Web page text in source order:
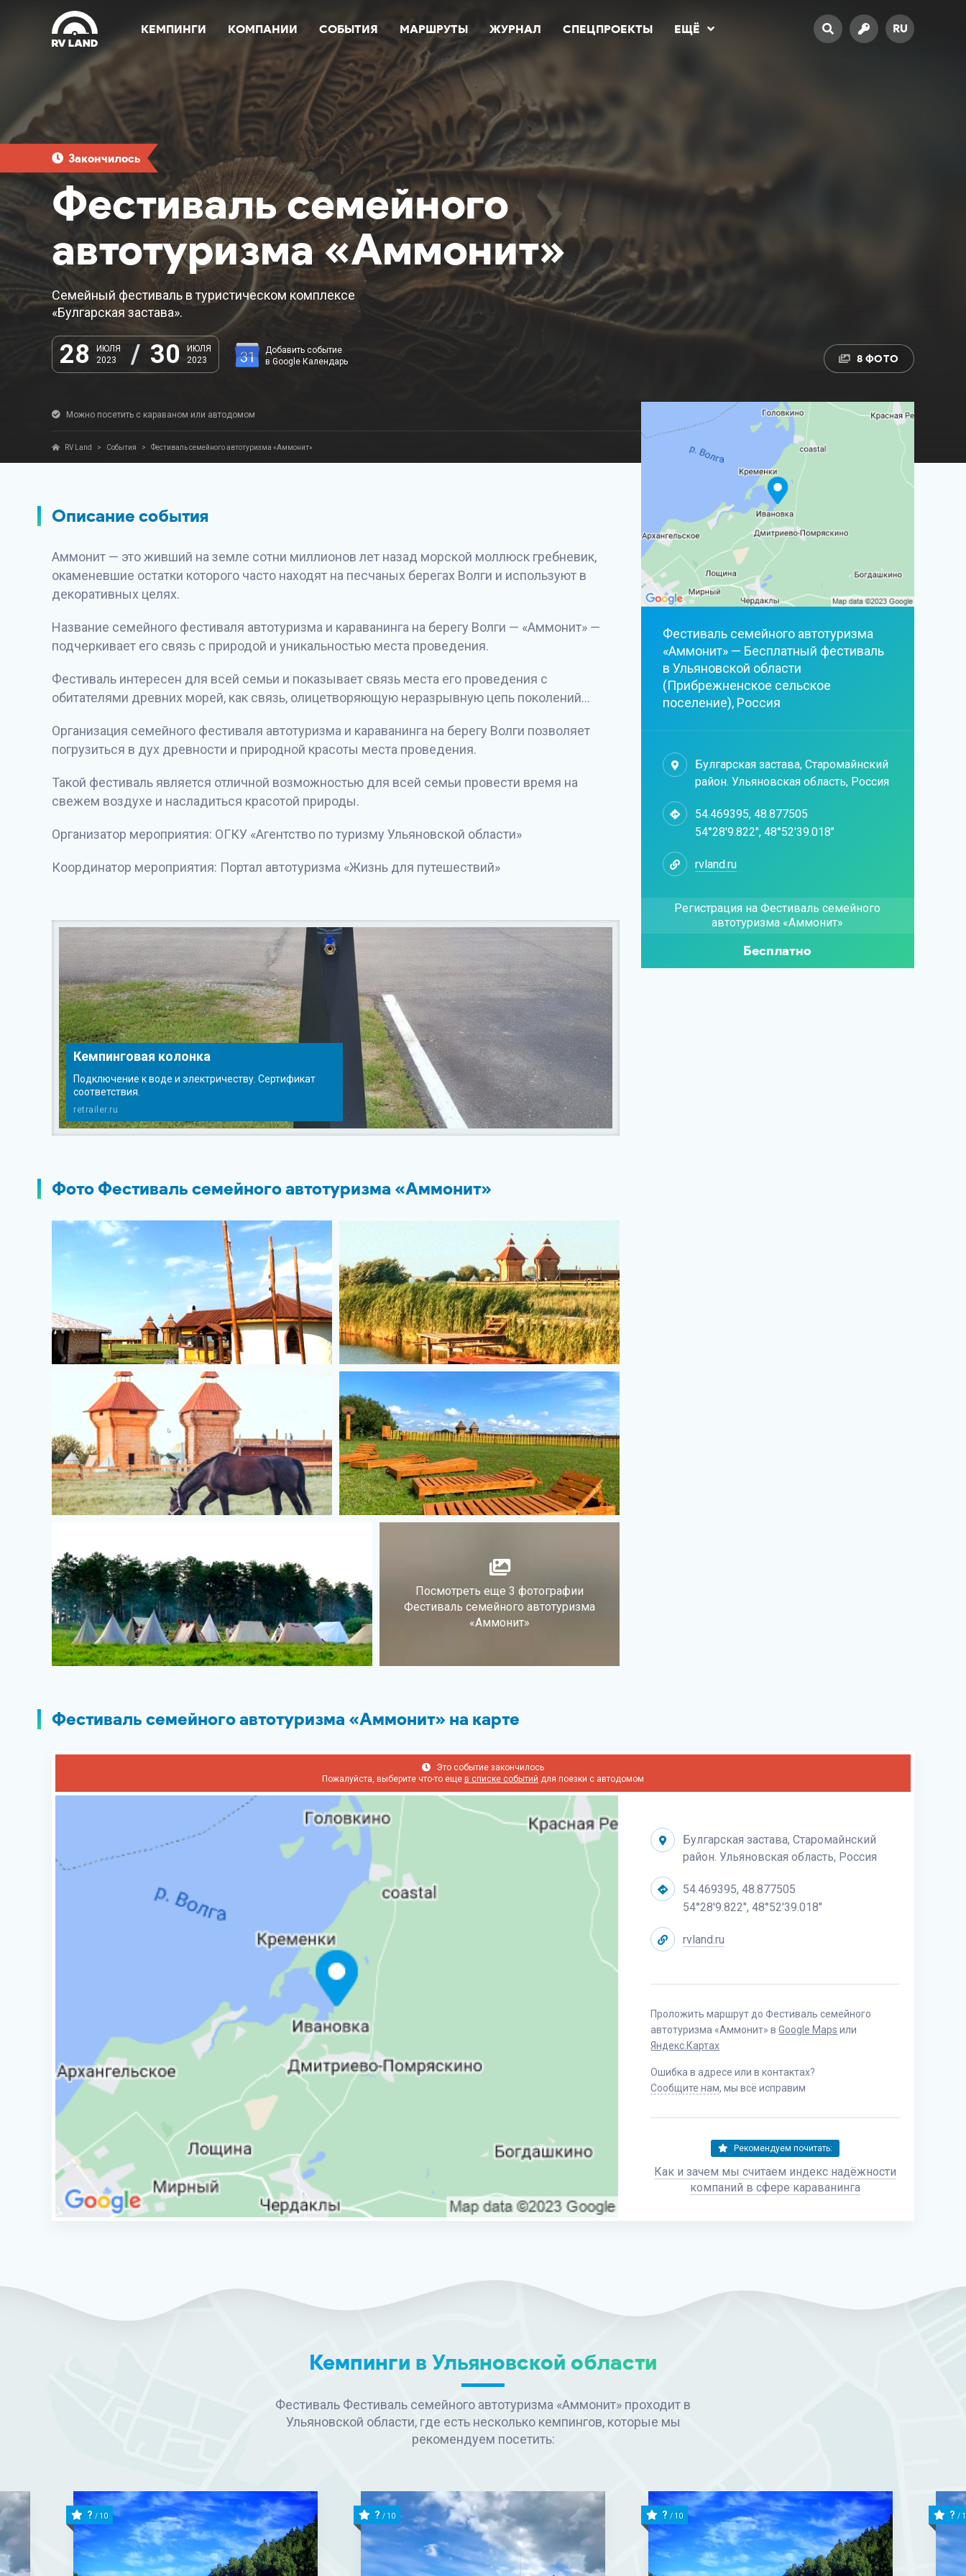
КЕМПИНГИ КОМПАНИИ СОБЫТИЯ МАРШРУТЫ ЖУРНАЛ СПЕЦПРОЕКТЫ ЕЩЁ RU
Закончилось
Фестиваль семейного
автотуризма «Аммонит»
Семейный фестиваль в туристическом комплексе
«Булгарская застава».
28
ИЮЛЯ
2023
/ 30
ИЮЛЯ
2023
Добавить событие
в Google Календарь
8 ФОТО
Можно посетить с караваном или автодомом
RV Land > События > Фестиваль семейного автотуризма «Аммонит»
Описание события
Аммонит — это живший на земле сотни миллионов лет назад морской моллюск гребневик,
окаменевшие остатки которого часто находят на песчаных берегах Волги и используют в
декоративных целях.
Название семейного фестиваля автотуризма и караванинга на берегу Волги — «Аммонит» —
подчеркивает его связь с природой и уникальностью места проведения.
Фестиваль интересен для всей семьи и показывает связь места его проведения с
обитателями древних морей, как связь, олицетворяющую неразрывную цепь поколений…
Организация семейного фестиваля автотуризма и караванинга на берегу Волги позволяет
погрузиться в дух древности и природной красоты места проведения.
Такой фестиваль является отличной возможностью для всей семьи провести время на
свежем воздухе и насладиться красотой природы.
Организатор мероприятия: ОГКУ «Агентство по туризму Ульяновской области»
Координатор мероприятия: Портал автотуризма «Жизнь для путешествий»
Кемпинговая колонка
Подключение к воде и электричеству. Сертификат
соответствия.
retrailer.ru
Фото Фестиваль семейного автотуризма «Аммонит»
Посмотреть еще 3 фотографии
Фестиваль семейного автотуризма
«Аммонит»
Фестиваль семейного автотуризма
«Аммонит» — Бесплатный фестиваль
в Ульяновской области
(Прибрежненское сельское
поселение), Россия
Булгарская застава, Старомайнский
район. Ульяновская область, Россия
54.469395, 48.877505
54°28'9.822", 48°52'39.018"
rvland.ru
Регистрация на Фестиваль семейного
автотуризма «Аммонит»
Бесплатно
Фестиваль семейного автотуризма «Аммонит» на карте
Это событие закончилось
Пожалуйста, выберите что-то еще в списке событий для поезки с автодомом
Булгарская застава, Старомайнский
район. Ульяновская область, Россия
54.469395, 48.877505
54°28'9.822", 48°52'39.018"
rvland.ru
Проложить маршрут до Фестиваль семейного
автотуризма «Аммонит» вGoogle Maps или
Яндекс.Картах
Ошибка в адресе или в контактах?
Сообщите нам, мы всё исправим
Рекомендуем почитать:
Как и зачем мы считаем индекс надёжности
компаний в сфере караванинга
Кемпинги в Ульяновской области
Фестиваль Фестиваль семейного автотуризма «Аммонит» проходит в
Ульяновской области, где есть несколько кемпингов, которые мы
рекомендуем посетить:
? / 10 ? / 10 ? / 10 ? /